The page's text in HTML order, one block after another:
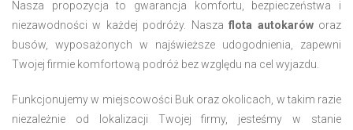
Nasza propozycja to gwarancja komfortu, bezpieczeństwa i
niezawodności w każdej podróży. Naszaflota autokaróworaz
busów, wyposażonych w najświeższe udogodnienia, zapewni
Twojej firmie komfortową podróż bez względu na cel wyjazdu.
Funkcjonujemy w miejscowości Buk oraz okolicach, w takim razie
niezależnie od lokalizacji Twojej firmy, jesteśmy w stanie